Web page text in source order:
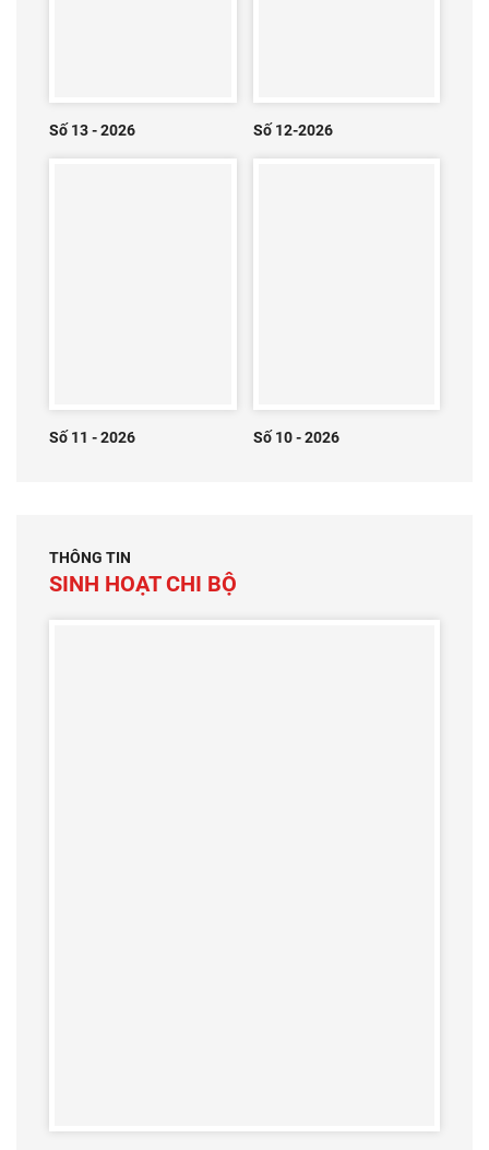
Số 13 - 2026 Số 12-2026
Số 11 - 2026 Số 10 - 2026
THÔNG TIN
SINH HOẠT CHI BỘ